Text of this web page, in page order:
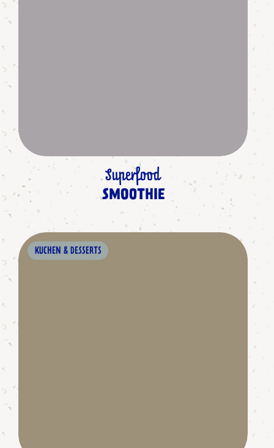
Superfood
SMOOTHIE
KUCHEN & DESSERTS